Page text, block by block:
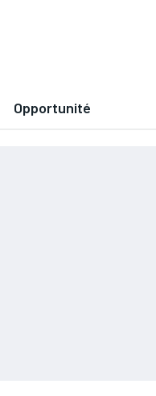
Opportunité